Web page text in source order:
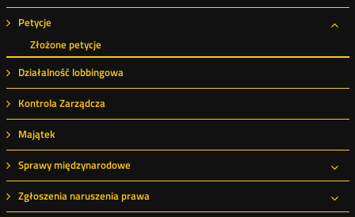
Petycje
Złożone petycje
Działalność lobbingowa
Kontrola Zarządcza
Majątek
Sprawy międzynarodowe
Zgłoszenia naruszenia prawa